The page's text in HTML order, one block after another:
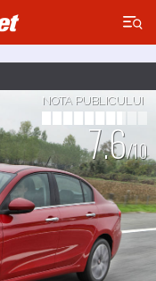
×
NOTA PUBLICULUI
7.6/10